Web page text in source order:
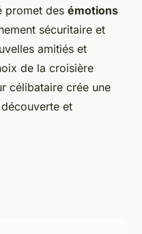
promet des émotions
sécuritaire et
amitiés et
de la croisière
célibataire crée une
et